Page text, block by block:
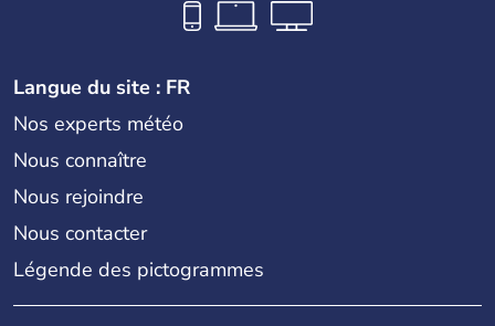
Langue du site : FR
Nos experts météo
Nous connaître
Nous rejoindre
Nous contacter
Légende des pictogrammes